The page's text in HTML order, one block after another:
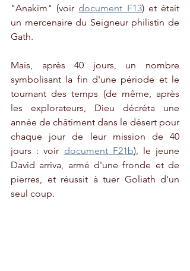
"Anakim" (voir document F13) et était
un mercenaire du Seigneur philistin de
Gath.
Mais, après 40 jours, un nombre
symbolisant la fin d'une période et le
tournant des temps (de même, après
les explorateurs, Dieu décréta une
année de châtiment dans le désert pour
chaque jour de leur mission de 40
jours : voir document F21b), le jeune
David arriva, armé d'une fronde et de
pierres, et réussit à tuer Goliath d'un
seul coup.